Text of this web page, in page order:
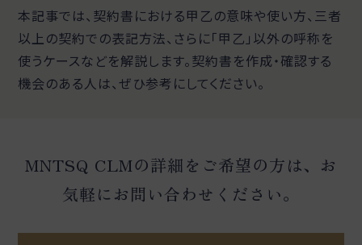
本記事では、契約書における甲乙の意味や使い方、三者
以上の契約での表記方法、さらに「甲乙」以外の呼称を
使うケースなどを解説します。契約書を作成・確認する
機会のある人は、ぜひ参考にしてください。
MNTSQ CLMの詳細をご希望の方は、お
気軽にお問い合わせください。